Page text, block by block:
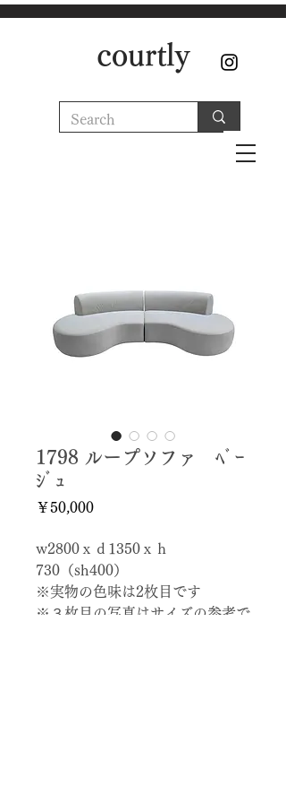
courtly
1798 ループソファ ﾍﾞｰ
ｼﾞｭ
￥50,000価
w2800ｘｄ1350ｘｈ
730（sh400）
※実物の色味は2枚目です
※３枚目の写真はサイズの参考で